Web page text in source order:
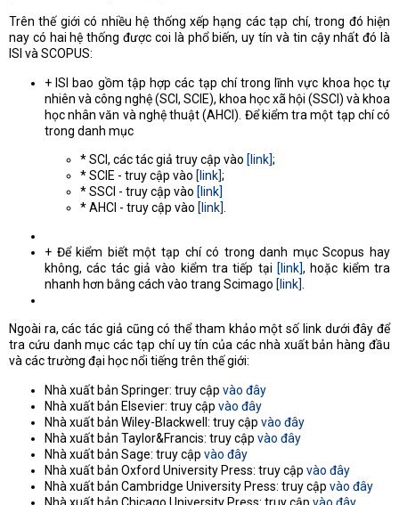
Trên thế giới có nhiều hệ thống xếp hạng các tạp chí, trong đó hiện
nay có hai hệ thống được coi là phổ biến, uy tín và tin cậy nhất đó là
ISI và SCOPUS:
+ ISI bao gồm tập hợp các tạp chí trong lĩnh vực khoa học tự
nhiên và công nghệ (SCI, SCIE), khoa học xã hội (SSCI) và khoa
học nhân văn và nghệ thuật (AHCI). Để kiểm tra một tạp chí có
trong danh mục
* SCI, các tác giả truy cập vào [link];
* SCIE - truy cập vào [link];
* SSCI - truy cập vào [link]
* AHCI - truy cập vào [link]
+ Để kiểm biết một tạp chí có trong danh mục Scopus hay
không, các tác giả vào kiểm tra tiếp tại [link], hoặc kiểm tra
nhanh hơn bằng cách vào trang Scimago [link]
Ngoài ra, các tác giả cũng có thể tham khảo một số link dưới đây để
tra cứu danh mục các tạp chí uy tín của các nhà xuất bản hàng đầu
và các trường đại học nổi tiếng trên thế giới:
Nhà xuất bản Springer: truy cập vào đây
Nhà xuất bản Elsevier: truy cập vào đây
Nhà xuất bản Wiley-Blackwell: truy cập vào đây
Nhà xuất bản Taylor&Francis: truy cập vào đây
Nhà xuất bản Sage: truy cập vào đây
Nhà xuất bản Oxford University Press: truy cập vào đây
Nhà xuất bản Cambridge University Press: truy cập vào đây